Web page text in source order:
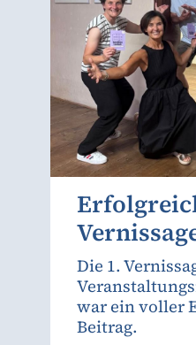
Die 1.
war ein voller
Beitrag.